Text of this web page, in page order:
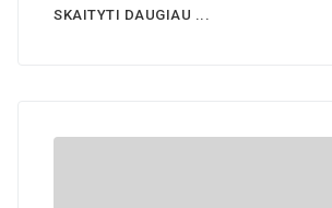
SKAITYTI DAUGIAU ...